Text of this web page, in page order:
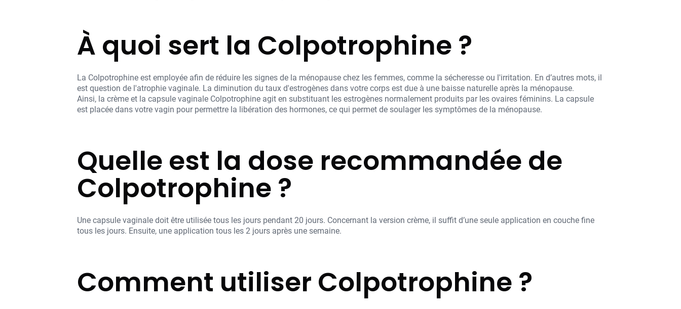
À quoi sert la Colpotrophine ?
La Colpotrophine est employée afin de réduire les signes de la ménopause chez les femmes, comme la sécheresse ou l'irritation. En d’autres mots, il
est question de l'atrophie vaginale. La diminution du taux d'estrogènes dans votre corps est due à une baisse naturelle après la ménopause.
Ainsi, la crème et la capsule vaginale Colpotrophine agit en substituant les estrogènes normalement produits par les ovaires féminins. La capsule
est placée dans votre vagin pour permettre la libération des hormones, ce qui permet de soulager les symptômes de la ménopause.
Quelle est la dose recommandée de
Colpotrophine ?
Une capsule vaginale doit être utilisée tous les jours pendant 20 jours. Concernant la version crème, il suffit d’une seule application en couche fine
tous les jours. Ensuite, une application tous les 2 jours après une semaine.
Comment utiliser Colpotrophine ?